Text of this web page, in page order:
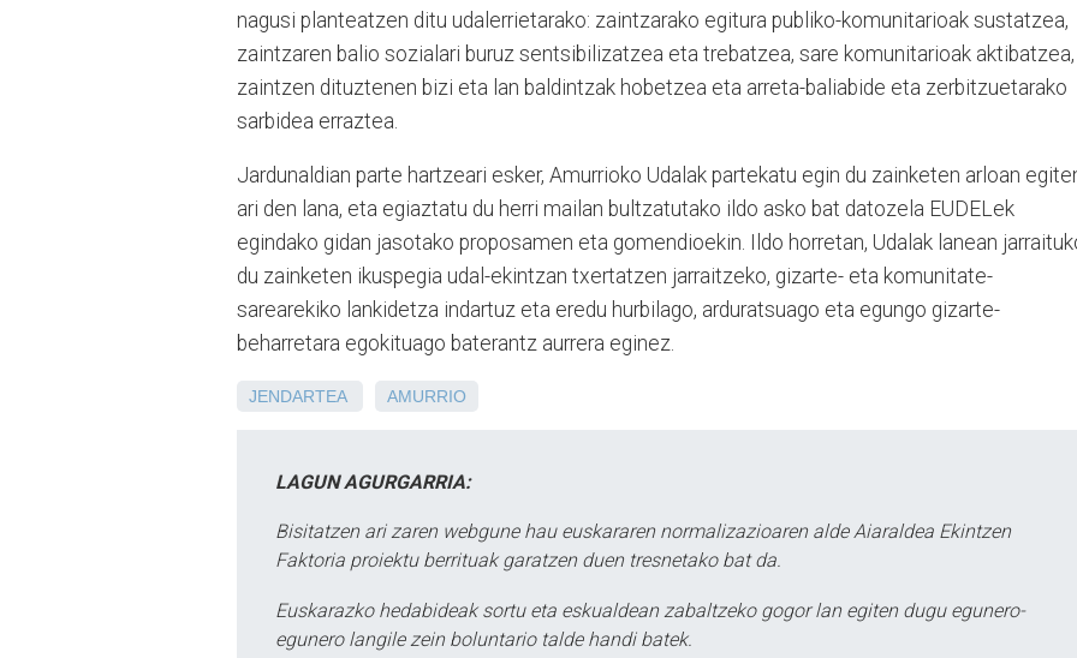
nagusi planteatzen ditu udalerrietarako: zaintzarako egitura publiko-komunitarioak sustatzea,
zaintzaren balio sozialari buruz sentsibilizatzea eta trebatzea, sare komunitarioak aktibatzea,
zaintzen dituztenen bizi eta lan baldintzak hobetzea eta arreta-baliabide eta zerbitzuetarako
sarbidea erraztea.
Jardunaldian parte hartzeari esker, Amurrioko Udalak partekatu egin du zainketen arloan
ari den lana, eta egiaztatu du herri mailan bultzatutako ildo asko bat datozela EUDELek
egindako gidan jasotako proposamen eta gomendioekin. Ildo horretan, Udalak lanean
du zainketen ikuspegia udal-ekintzan txertatzen jarraitzeko, gizarte- eta komunitate-
sarearekiko lankidetza indartuz eta eredu hurbilago, arduratsuago eta egungo gizarte-
beharretara egokituago baterantz aurrera eginez.
JENDARTEA AMURRIO
LAGUN AGURGARRIA:
Bisitatzen ari zaren webgune hau euskararen normalizazioaren alde Aiaraldea Ekintzen
Faktoria proiektu berrituak garatzen duen tresnetako bat da.
Euskarazko hedabideak sortu eta eskualdean zabaltzeko gogor lan egiten dugu egunero-
egunero langile zein boluntario talde handi batek.